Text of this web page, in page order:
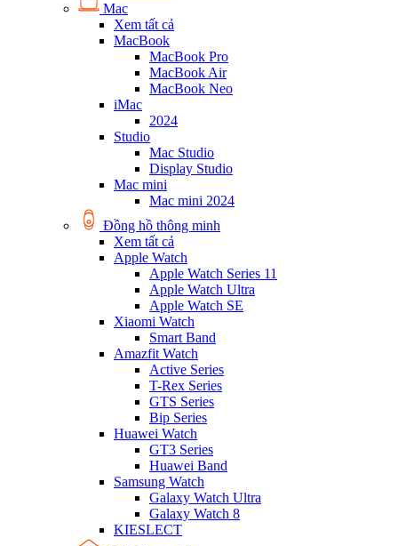
Mac
Xem tất cả
MacBook
MacBook Pro
MacBook Air
MacBook Neo
iMac
2024
Studio
Mac Studio
Display Studio
Mac mini
Mac mini 2024
Đồng hồ thông minh
Xem tất cả
Apple Watch
Apple Watch Series 11
Apple Watch Ultra
Apple Watch SE
Xiaomi Watch
Smart Band
Amazfit Watch
Active Series
T-Rex Series
GTS Series
Bip Series
Huawei Watch
GT3 Series
Huawei Band
Samsung Watch
Galaxy Watch Ultra
Galaxy Watch 8
KIESLECT